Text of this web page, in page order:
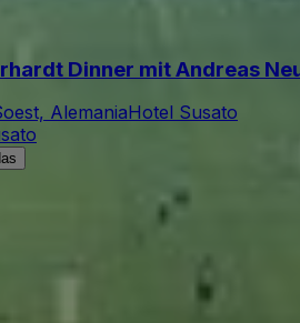
Dinner mit Andreas
AlemaniaHotel Susato